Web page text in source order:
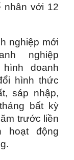
nhân với 12
nghiệp mới
nghiệp
doanh
hình thức
sáp nhập,
bất kỳ
trước liền
hoạt động